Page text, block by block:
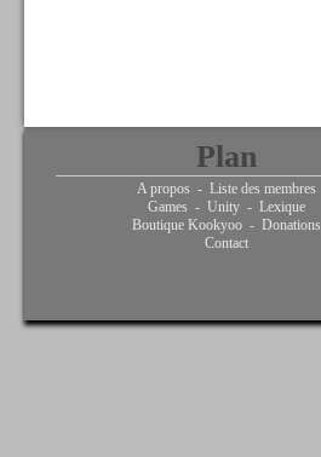
Plan
A propos - Liste des membres
Games - Unity - Lexique
Boutique Kookyoo - Donations
Contact